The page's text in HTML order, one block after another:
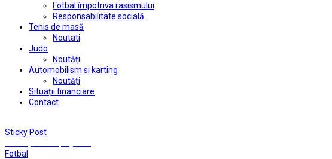
Fotbal împotriva rasismului
Responsabilitate socială
Tenis de masă
Noutati
Judo
Noutăți
Automobilism si karting
Noutăți
Situații financiare
Contact
Sticky Post
Fotbal